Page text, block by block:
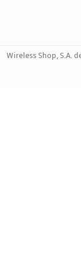
Wireless Shop, S.A.